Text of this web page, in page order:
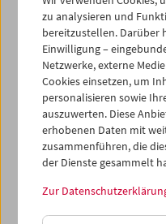
03
04 05
iCalender
Programmheft-PDF
English language or
< Vorherige Woche
zu analysieren und
bereitzustellen. Darüber
Einwilligung –
Netzwerke, externe
Cookies einsetzen, um
personalisieren sowie
auszuwerten. Diese
erhobenen Daten mit
zusammenführen, die
der Dienste gesammelt
Zur